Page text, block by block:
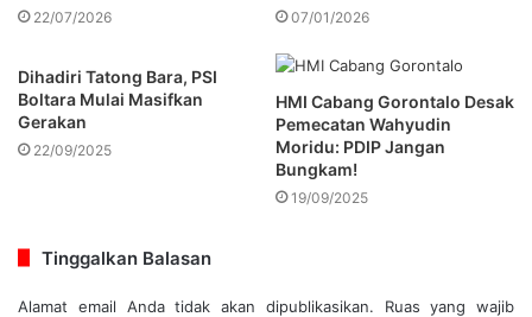
22/07/2026 07/01/2026
Dihadiri Tatong Bara, PSI
Boltara Mulai Masifkan
Gerakan
22/09/2025
HMI Cabang Gorontalo Desak
Pemecatan Wahyudin
Moridu: PDIP Jangan
Bungkam!
19/09/2025
Tinggalkan Balasan
Alamat email Anda tidak akan dipublikasikan.
Ruas yang wajib